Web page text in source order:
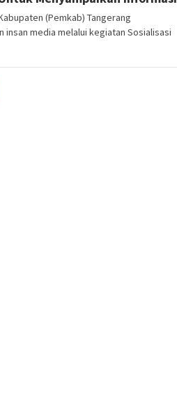
(Pemkab) Tangerang
media melalui kegiatan Sosialisasi